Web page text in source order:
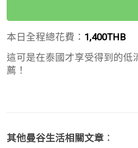
本日全程總花費： 1,400THB
這可是在泰國才享受得到的低
薦！
其他曼谷生活相關文章 ：